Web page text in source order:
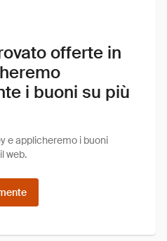
offerte in
i buoni su più
e applicheremo i buoni
web.